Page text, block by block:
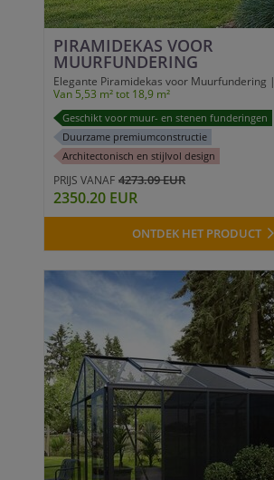
PIRAMIDEKAS VOOR
MUURFUNDERING
Elegante Piramidekas voor Muurfundering |
Van 5,53 m² tot 18,9 m²
Geschikt voor muur- en stenen funderingen
Duurzame premiumconstructie
Architectonisch en stijlvol design
PRIJS VANAF 4273.09 EUR
2350.20 EUR
ONTDEK HET PRODUCT